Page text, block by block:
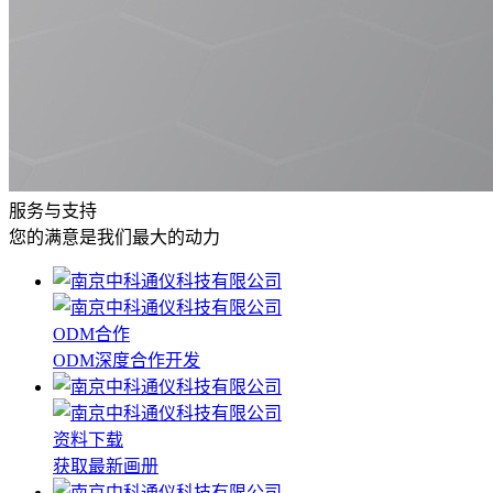
服务与支持
您的满意是我们最大的动力
ODM合作
ODM深度合作开发
资料下载
获取最新画册